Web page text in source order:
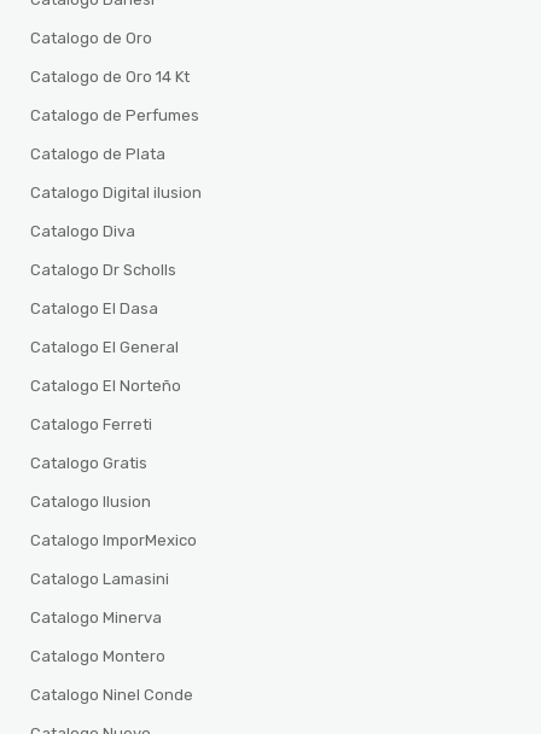
Catalogo de Oro
Catalogo de Oro 14 Kt
Catalogo de Perfumes
Catalogo de Plata
Catalogo Digital ilusion
Catalogo Diva
Catalogo Dr Scholls
Catalogo El Dasa
Catalogo El General
Catalogo El Norteño
Catalogo Ferreti
Catalogo Gratis
Catalogo Ilusion
Catalogo ImporMexico
Catalogo Lamasini
Catalogo Minerva
Catalogo Montero
Catalogo Ninel Conde